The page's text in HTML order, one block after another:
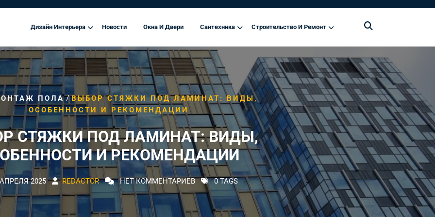
Дизайн Интерьера Новости Окна И Двери Сантехника Строительство И Ремонт
ПОЛА/ВЫБОР СТЯЖКИ ПОД ЛАМИНАТ: ВИДЫ,
ОСОБЕННОСТИ И РЕКОМЕНДАЦИИ
СТЯЖКИ ПОД ЛАМИНАТ: ВИДЫ,
И РЕКОМЕНДАЦИИ
2025 REDACTOR НЕТ КОММЕНТАРИЕВ 0 TAGS